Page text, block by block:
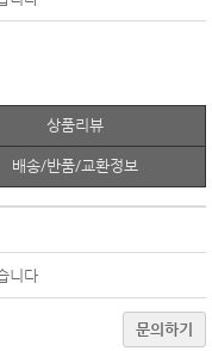
상품리뷰
배송/반품/교환정보
니다
문의하기